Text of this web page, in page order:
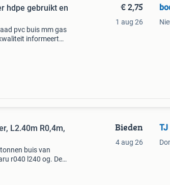
hdpe gebruikt en
pvc buis mm gas
informeert
€ 2,75
1 aug 26
L2.40m R0,4m,
buis van
r040 l240 og. De
Bieden
4 aug 26
TJ